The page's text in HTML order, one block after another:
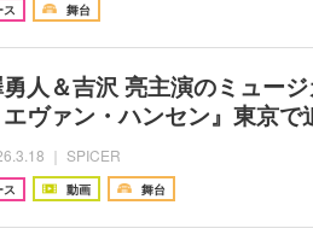
ス 舞台
人＆吉沢 亮主演のミュー
エヴァン・ハンセン』東京
｜ SPICER
ス 動画 舞台